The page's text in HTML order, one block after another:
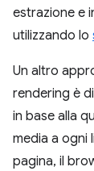
estrazione e
utilizzando lo
Un altro
rendering è
in base alla
media a ogni
pagina, il